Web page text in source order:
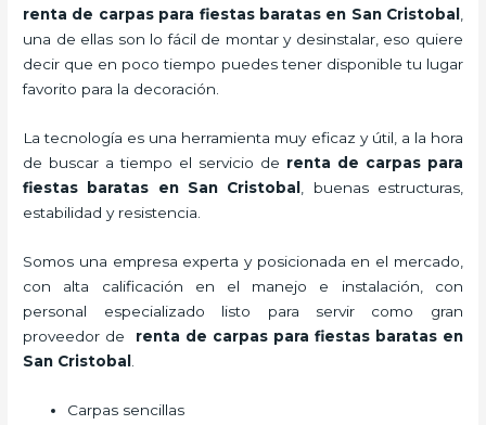
renta de carpas para fiestas baratas en San Cristobal ,
una de ellas son lo fácil de montar y desinstalar, eso quiere
decir que en poco tiempo puedes tener disponible tu lugar
favorito para la decoración.
La tecnología es una herramienta muy eficaz y útil, a la hora
de buscar a tiempo el servicio de renta de carpas para
fiestas baratas en San Cristobal , buenas estructuras,
estabilidad y resistencia.
Somos una empresa experta y posicionada en el mercado,
con alta calificación en el manejo e instalación, con
personal especializado listo para servir como gran
proveedor de renta de carpas para fiestas baratas en
San Cristobal
Carpas sencillas